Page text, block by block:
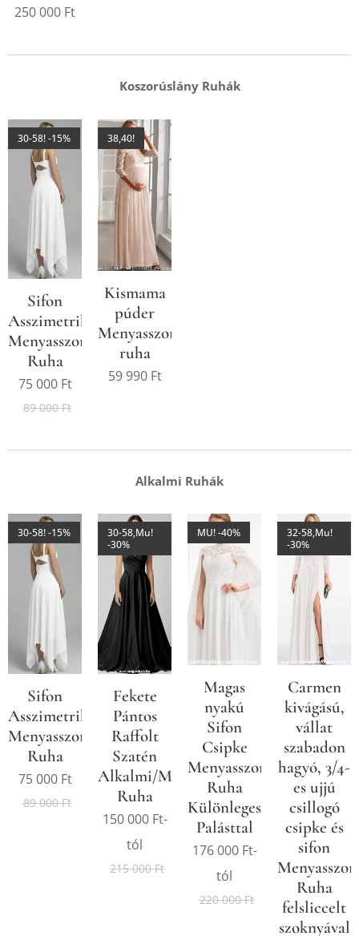
250 000 Ft
Koszorúslány Ruhák
Sifon
Asszimetrikus
Menyasszonyi/Alkalmi
Ruha
30-58! -15%
75 000Ft
89 000Ft
Kismama
púder
Menyasszonyi/Alkalmi
ruha
38,40!
59 990Ft
Alkalmi Ruhák
Sifon
Asszimetrikus
Menyasszonyi/Alkalmi
Ruha
30-58! -15%
75 000Ft
89 000Ft
Fekete
Pántos
Raffolt
Szatén
Alkalmi/Menyasszonyi
Ruha
30-58,Mu!
-30%
150 000Ft-
tól
215 000Ft
Magas
nyakú
Sifon
Csipke
Menyasszonyi
Ruha
Különleges
Palásttal
MU! -40%
176 000Ft-
tól
220 000Ft
Carmen
kivágású,
vállat
szabadon
hagyó, 3/4-
es ujjú
csillogó
csipke és
sifon
Ruha
felsliccelt
szoknyával
32-58,Mu!
-30%